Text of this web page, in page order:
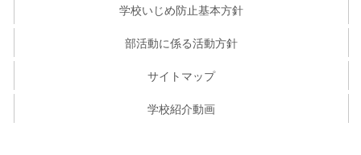
学校いじめ防止基本方針
部活動に係る活動方針
サイトマップ
学校紹介動画